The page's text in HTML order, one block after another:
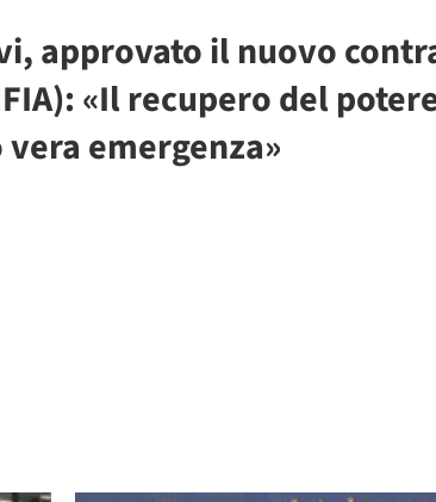
approvato il nuovo
«Il recupero del
vera emergenza»